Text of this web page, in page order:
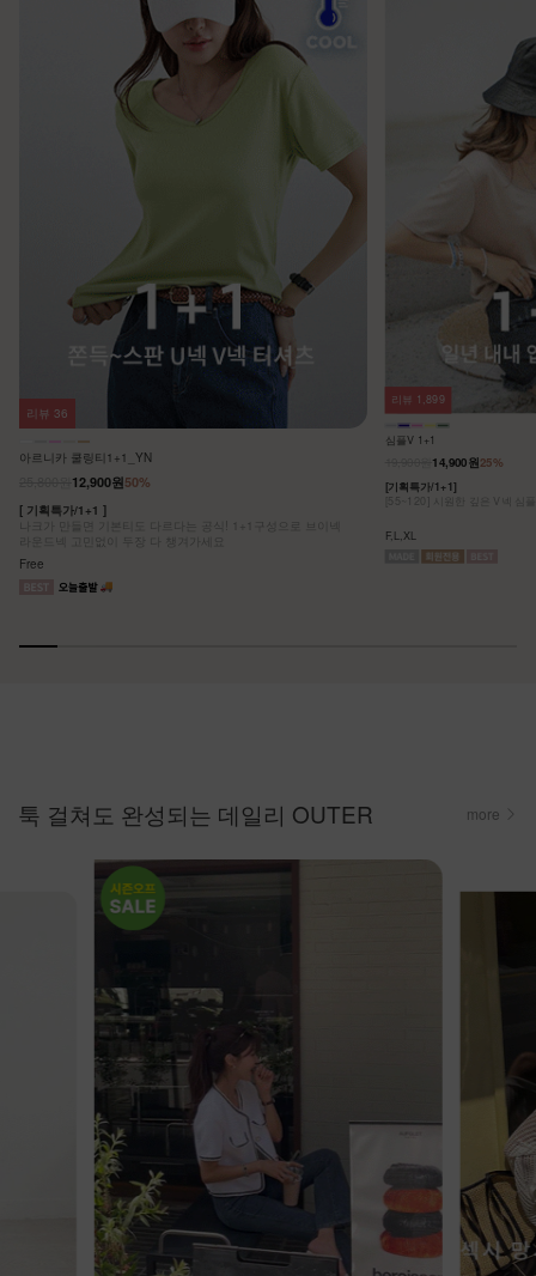
아르니카 쿨링티1+1_YN
50%
12,900원
[ 기획특가/1+1 ]
나크가 만들면 기본티도 다르다는 공식! 1+1구성으로 브이넥
라운드넥 고민없이 두장 다 챙겨가세요
Free
리뷰 36
심플V 1+1
25%
14,900원
[기획특가/1+1]
[55~120] 시원한 깊은 V넥 심
F,L,XL
리뷰 1,899
툭 걸쳐도 완성되는 데일리 OUTER more